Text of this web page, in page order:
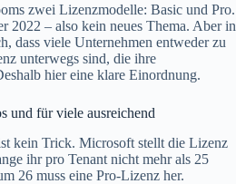
zwei Lizenzmodelle: Basic und Pro.
2022 – also kein neues Thema. Aber in
dass viele Unternehmen entweder zu
unterwegs sind, die ihre
hier eine klare Einordnung.
und für viele ausreichend
kein Trick. Microsoft stellt die Lizenz
ihr pro Tenant nicht mehr als 25
26 muss eine Pro-Lizenz her.